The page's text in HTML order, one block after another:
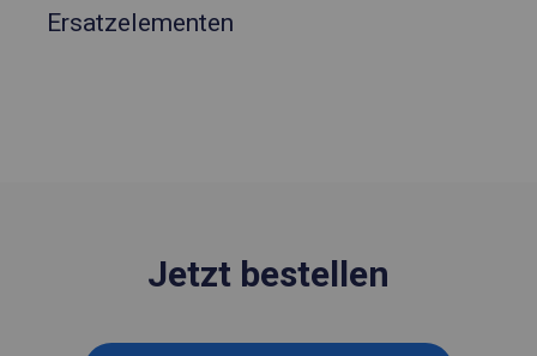
Ersatzelementen
Jetzt bestellen